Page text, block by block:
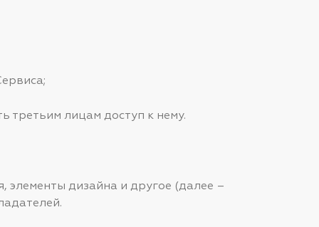
третьим лицам доступ к нему.
элементы дизайна и другое (далее –